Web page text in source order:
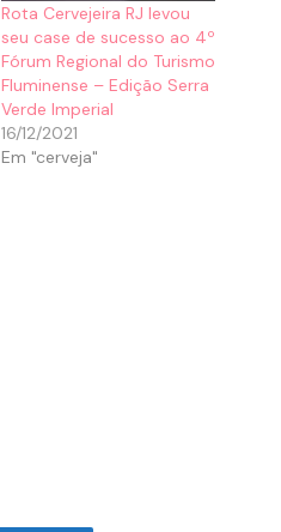
Rota Cervejeira RJ levou
seu case de sucesso ao 4º
Fórum Regional do Turismo
Fluminense – Edição Serra
Verde Imperial
16/12/2021
Em "cerveja"